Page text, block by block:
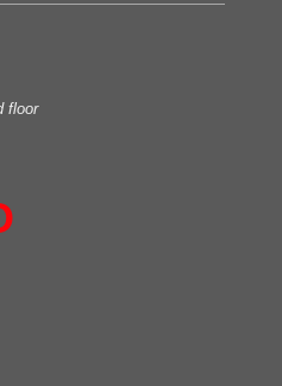
floor